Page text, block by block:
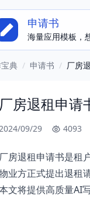
申请书
海量应用模板，
典 / 申请书 / 厂房
厂房退租申请
09/29 4093
厂房退租申请书是租
业方正式提出退租
文将提供高质量AI